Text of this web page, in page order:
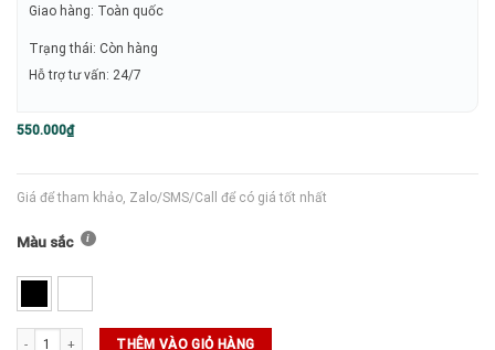
Giao hàng: Toàn quốc
Trạng thái: Còn hàng
Hỗ trợ tư vấn: 24/7
550.000₫
Giá để tham khảo, Zalo/SMS/Call để có giá tốt nhất
Màu sắc
Tất NikeCourt Multiplier Max Tennis Ankle Socks ( 2 Đôi ) số lượng
THÊM VÀO GIỎ HÀNG